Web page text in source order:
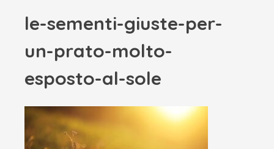
le-sementi-giuste-per-
un-prato-molto-
esposto-al-sole